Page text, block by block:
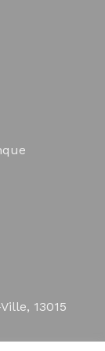
13015